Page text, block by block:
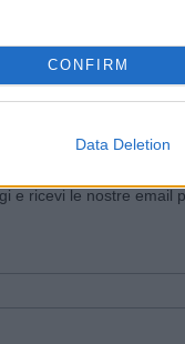
CONFIRM
Data Deletion
e ricevi le nostre